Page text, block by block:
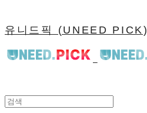
유니드픽 (UNEED PICK)